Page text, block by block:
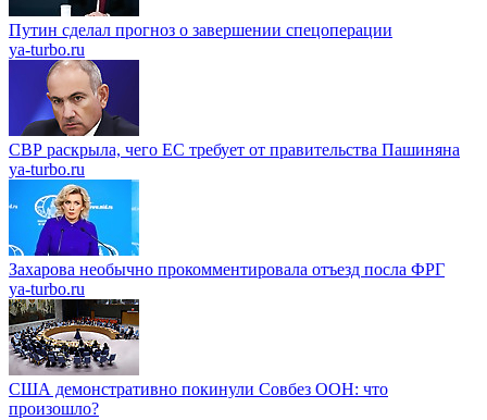
Путин сделал прогноз о завершении спецоперации
ya-turbo.ru
СВР раскрыла, чего ЕС требует от правительства Пашиняна
ya-turbo.ru
Захарова необычно прокомментировала отъезд посла ФРГ
ya-turbo.ru
США демонстративно покинули Совбез ООН: что
произошло?